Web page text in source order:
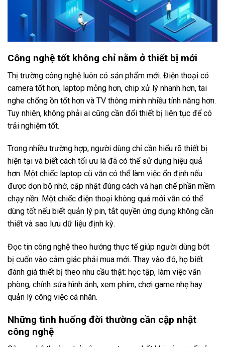
Công nghệ tốt không chỉ nằm ở thiết bị mới
Thị trường công nghệ luôn có sản phẩm mới. Điện thoại có
camera tốt hơn, laptop mỏng hơn, chip xử lý nhanh hơn, tai
nghe chống ồn tốt hơn và TV thông minh nhiều tính năng hơn.
Tuy nhiên, không phải ai cũng cần đổi thiết bị liên tục để có
trải nghiệm tốt.
Trong nhiều trường hợp, người dùng chỉ cần hiểu rõ thiết bị
hiện tại và biết cách tối ưu là đã có thể sử dụng hiệu quả
hơn. Một chiếc laptop cũ vẫn có thể làm việc ổn định nếu
được dọn bộ nhớ, cập nhật đúng cách và hạn chế phần mềm
chạy nền. Một chiếc điện thoại không quá mới vẫn có thể
dùng tốt nếu biết quản lý pin, tắt quyền ứng dụng không cần
thiết và sao lưu dữ liệu định kỳ.
Đọc tin công nghệ theo hướng thực tế giúp người dùng bớt
bị cuốn vào cảm giác phải mua mới. Thay vào đó, họ biết
đánh giá thiết bị theo nhu cầu thật: học tập, làm việc văn
phòng, chỉnh sửa hình ảnh, xem phim, chơi game nhẹ hay
quản lý công việc cá nhân.
Những tình huống đời thường cần cập nhật
công nghệ